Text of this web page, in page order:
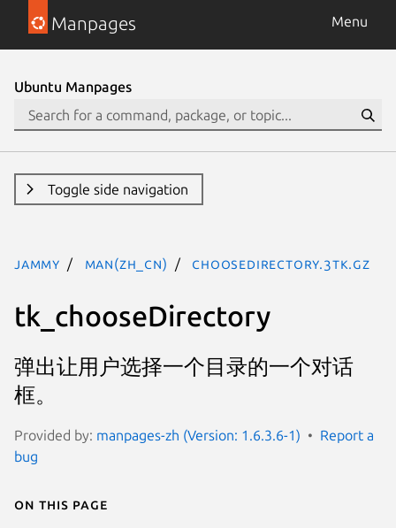
Manpages Menu
Ubuntu Manpages
Toggle side navigation
jammy man(zh_CN) chooseDirectory.3tk.gz
tk_chooseDirectory
弹出让用户选择一个目录的一个对话
框。
Provided by: manpages-zh (Version: 1.6.3.6-1)
Report a
bug
On this page